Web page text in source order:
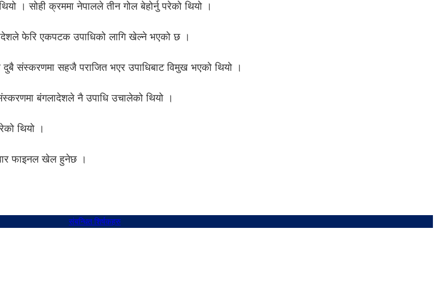
। सोही क्रममा नेपालले तीन गोल बेहोर्नु परेको थियो ।
फेरि एकपटक उपाधिको लागि खेल्ने भएको छ ।
संस्करणमा सहजै पराजित भएर उपाधिबाट विमुख भएको थियो ।
बंगलादेशले नै उपाधि उचालेको थियो ।
थियो ।
फाइनल खेल हुनेछ ।
संबन्धित शिर्षकहरु